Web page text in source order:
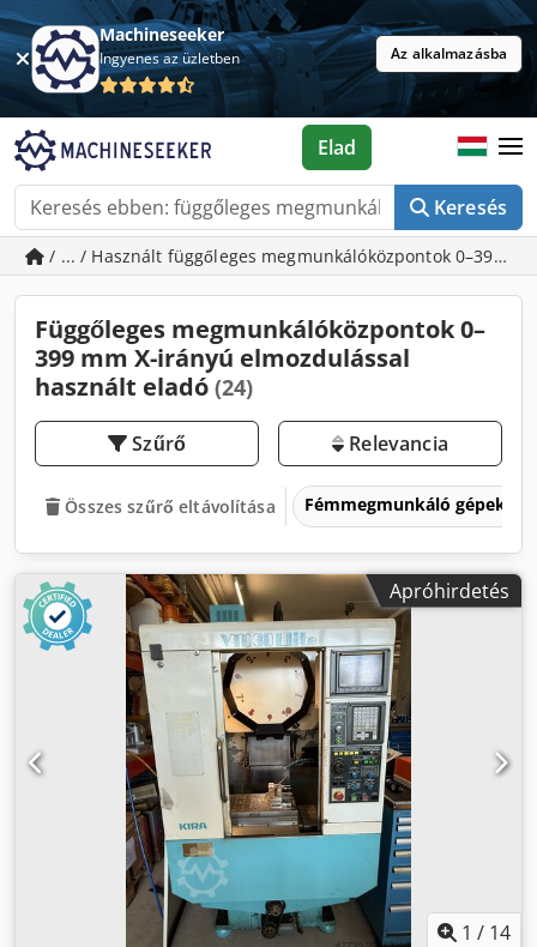
Machineseeker
Ingyenes az üzletben Az alkalmazásba
Keresés
Elad
/ ... / Használt függőleges megmunkálóközpontok 0–399
Függőleges megmunkálóközpontok 0–
399 mm X-irányú elmozdulással
használt eladó (24)
Szűrő Relevancia
Összes szűrő eltávolítása Fémmegmunkáló gépek és
Apróhirdetés
1 / 14